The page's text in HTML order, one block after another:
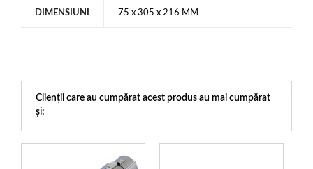
DIMENSIUNI 75 x 305 x 216 MM
Clienții care au cumpărat acest produs au mai cumpărat
și: